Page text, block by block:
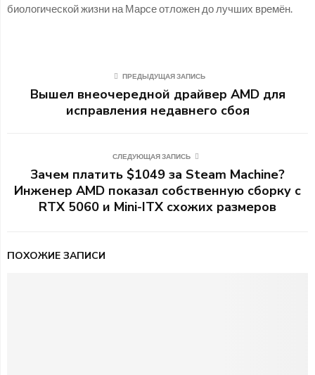
биологической жизни на Марсе отложен до лучших времён.
ПРЕДЫДУЩАЯ ЗАПИСЬ
Вышел внеочередной драйвер AMD для
исправления недавнего сбоя
СЛЕДУЮЩАЯ ЗАПИСЬ
Зачем платить $1049 за Steam Machine?
Инженер AMD показал собственную сборку с
RTX 5060 и Mini-ITX схожих размеров
ПОХОЖИЕ ЗАПИСИ